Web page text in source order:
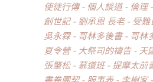
使徒行傳
個人談道 倫理
創世記
劉承恩 長老 受難
吳永霖
哥林多後書 哥林
夏令營
大祭司的禱告
天
張肇松
慕道班 提摩太前